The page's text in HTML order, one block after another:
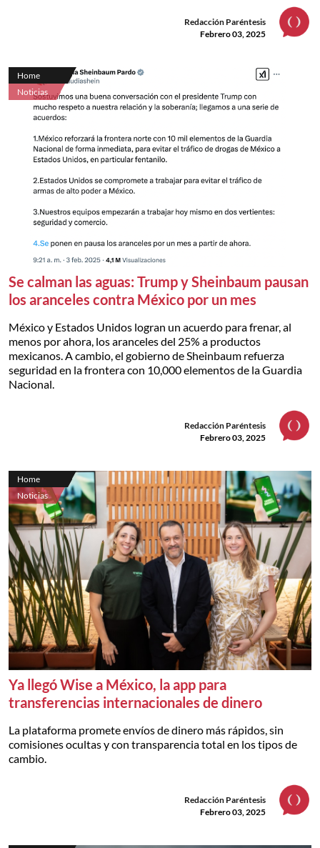
Redacción Paréntesis
Febrero 03, 2025
Home
Noticias
Se calman las aguas: Trump y Sheinbaum pausan
los aranceles contra México por un mes
México y Estados Unidos logran un acuerdo para frenar, al
menos por ahora, los aranceles del 25% a productos
mexicanos. A cambio, el gobierno de Sheinbaum refuerza
seguridad en la frontera con 10,000 elementos de la Guardia
Nacional.
Redacción Paréntesis
Febrero 03, 2025
Home
Noticias
Ya llegó Wise a México, la app para
transferencias internacionales de dinero
La plataforma promete envíos de dinero más rápidos, sin
comisiones ocultas y con transparencia total en los tipos de
cambio.
Redacción Paréntesis
Febrero 03, 2025